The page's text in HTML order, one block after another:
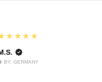
BY, GERMANY